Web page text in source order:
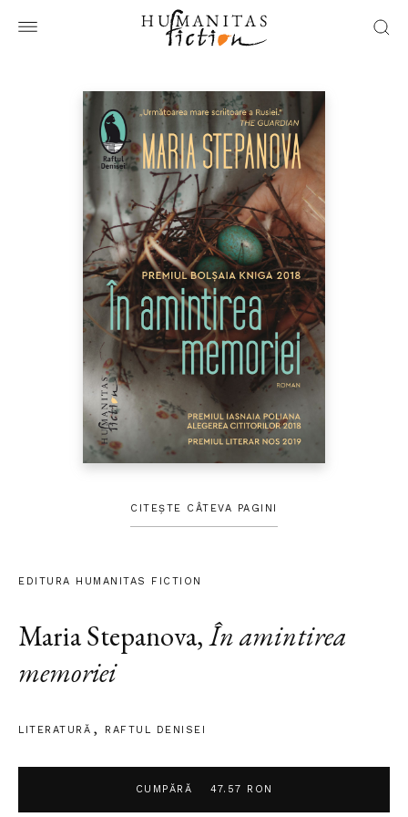
CITEȘTE CÂTEVA PAGINI
EDITURA HUMANITAS FICTION
Maria Stepanova,În amintirea
memoriei
LITERATURĂ RAFTUL DENISEI
CUMPĂRĂ 47.57 RON